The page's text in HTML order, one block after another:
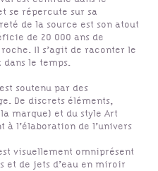
se répercute sur sa
de la source est son atout
de 20 000 ans de
Il s’agit de raconter le
le temps.
est soutenu par des
De discrets éléments,
marque) et du style Art
à l’élaboration de l’univers
visuellement omniprésent
et de jets d’eau en miroir